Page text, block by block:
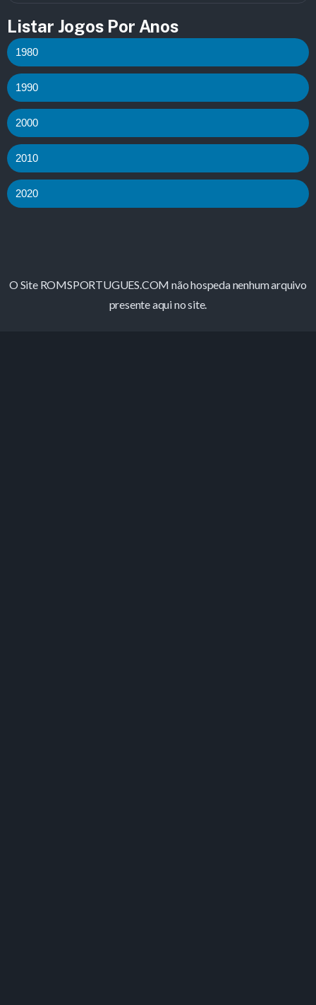
Listar Jogos Por Anos
1980
1990
2000
2010
2020
O Site ROMSPORTUGUES.COM não hospeda nenhum arquivo
presente aqui no site.